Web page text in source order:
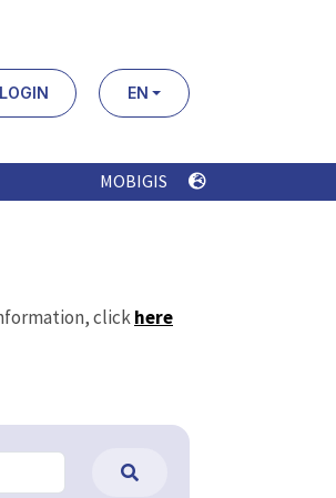
LOGIN EN
MOBIGIS
clickhere